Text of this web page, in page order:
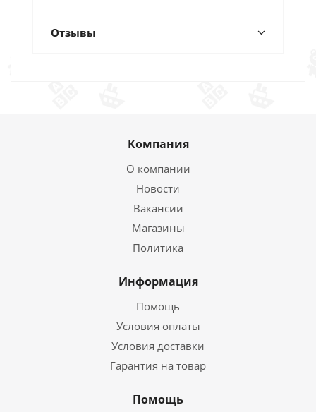
Отзывы
Компания
О компании
Новости
Вакансии
Магазины
Политика
Информация
Помощь
Условия оплаты
Условия доставки
Гарантия на товар
Помощь